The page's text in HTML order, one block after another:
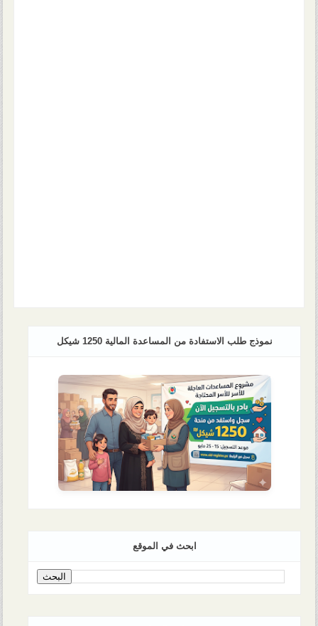
نموذج طلب الاستفادة من المساعدة المالية 1250 شيكل
ابحث في الموقع